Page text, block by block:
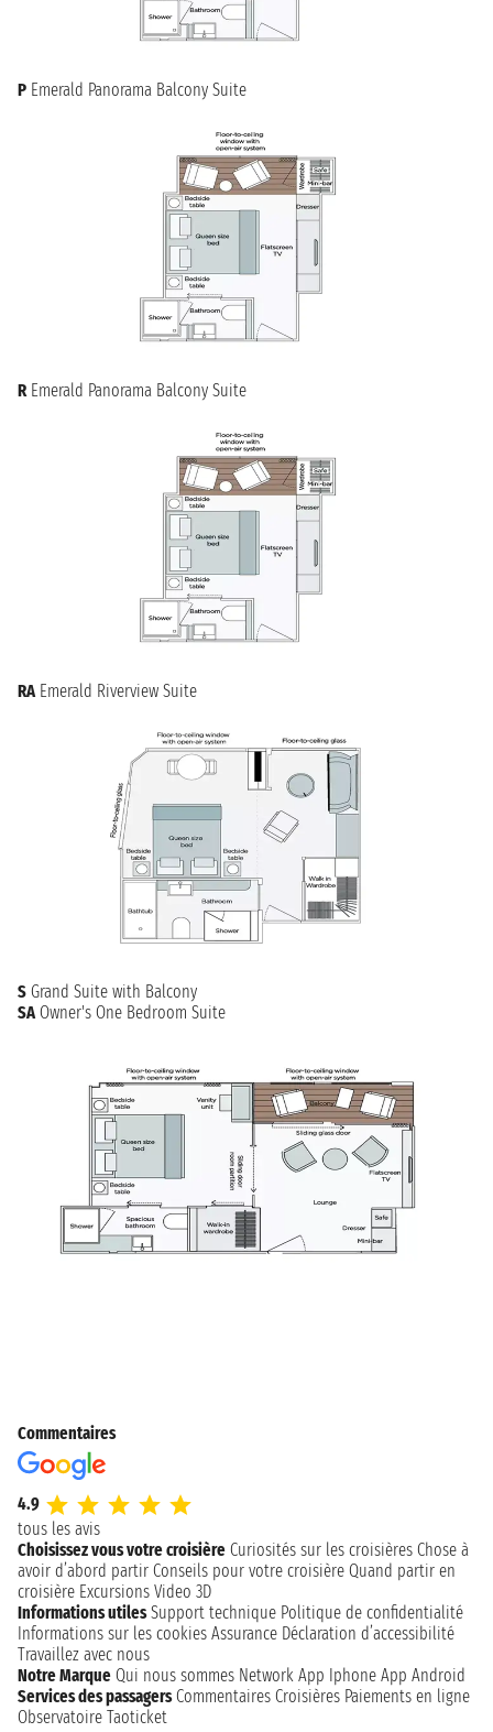
P Emerald Panorama Balcony Suite
R Emerald Panorama Balcony Suite
RA Emerald Riverview Suite
S Grand Suite with Balcony
SA Owner's One Bedroom Suite
Commentaires
4.9
tous les avis
Choisissez vous votre croisière Curiosités sur les croisières Chose à
avoir d’abord partir Conseils pour votre croisière Quand partir en
croisière Excursions Video 3D
Informations utiles Support technique Politique de confidentialité
Informations sur les cookies Assurance Déclaration d’accessibilité
Travaillez avec nous
Notre Marque Qui nous sommes Network App Iphone App Android
Services des passagers Commentaires Croisières Paiements en ligne
Observatoire Taoticket